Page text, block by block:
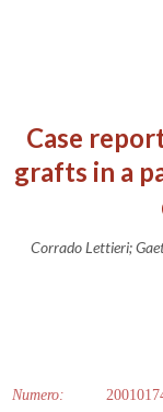
Case
grafts in a
Corrado Lettieri;
Numero: